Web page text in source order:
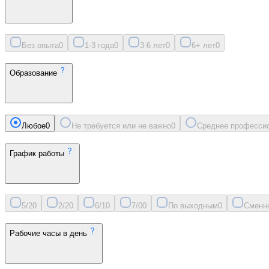
Без опыта0 1-3 года0 3-6 лет0 6+ лет0
Образование
Любое0 Не требуется или не важно0 Среднее
График работы
5/20 2/20 6/10 7/00 По выходным0
Рабочие часы в день